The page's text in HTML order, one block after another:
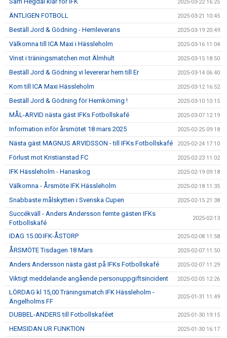
2025-03-22 16:25
ÄNTLIGEN FOTBOLL 2025-03-21 10:45
Beställ Jord & Gödning - Hemleverans 2025-03-19 20:49
Välkomna till ICA Maxi i Hässleholm 2025-03-16 11:04
Vinst i träningsmatchen mot Älmhult 2025-03-15 18:50
Beställ Jord & Gödning vi levererar hem till Er 2025-03-14 06:40
Kom till ICA Maxi Hässleholm 2025-03-12 16:52
Beställ Jord & Gödning för Hemkörning ! 2025-03-10 10:15
MÅL-ARVID nästa gäst IFKs Fotbollskafé 2025-03-07 12:19
Information inför årsmötet 18 mars 2025 2025-02-25 09:18
Nästa gäst MAGNUS ARVIDSSON - till IFKs Fotbollskafé 2025-02-24 17:10
Förlust mot Kristianstad FC 2025-02-23 11:02
IFK Hässleholm - Hanaskog 2025-02-19 09:18
Välkomna - Årsmöte IFK Hässleholm 2025-02-18 11:35
Snabbaste målskytten i Svenska Cupen 2025-02-15 21:38
Succékväll - Anders Andersson femte gästen IFKs
Fotbollskafé
2025-02-13
IDAG 15.00 IFK-ÅSTORP 2025-02-08 11:58
ÅRSMÖTE Tisdagen 18 Mars 2025-02-07 11:50
Anders Andersson nästa gäst på IFKs Fotbollskafé 2025-02-07 11:29
Viktigt meddelande angående personuppgiftsincident 2025-02-05 12:26
LÖRDAG kl 15,00 Träningsmatch IFK Hässleholm -
Ängelholms FF
2025-01-31 11:49
DUBBEL-ANDERS till Fotbollskaféet 2025-01-30 19:15
HEMSIDAN UR FUNKTION 2025-01-30 16:17